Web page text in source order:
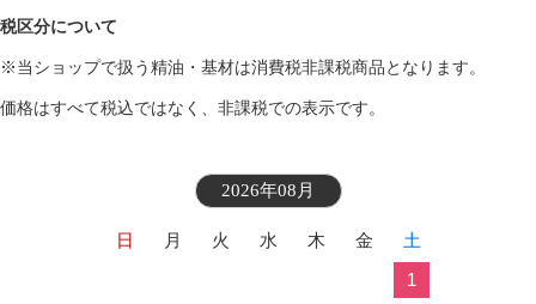
税区分について
※当ショップで扱う精油・基材は消費税非課税商品となります。
価格はすべて税込ではなく、非課税での表示です。
2026年08月
日 月 火 水 木 金
土
1